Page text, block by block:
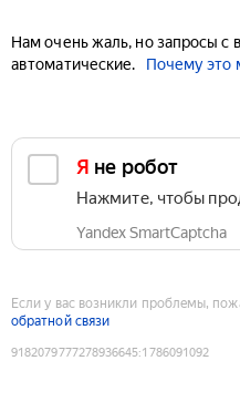
Нам очень жаль, но запросы с
автоматические.
Почему это
Я не робот
Нажмите, чтобы
Yandex SmartCaptcha
Если у вас возникли проблемы,
обратной связи
9182079777278936645:1786091092